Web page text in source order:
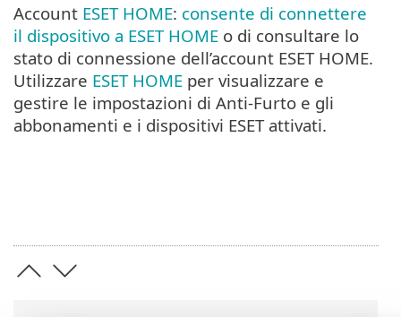
Account ESET HOME: consente di connettere
il dispositivo a ESET HOME o di consultare lo
stato di connessione dell’account ESET HOME.
Utilizzare ESET HOME per visualizzare e
gestire le impostazioni di Anti-Furto e gli
abbonamenti e i dispositivi ESET attivati.